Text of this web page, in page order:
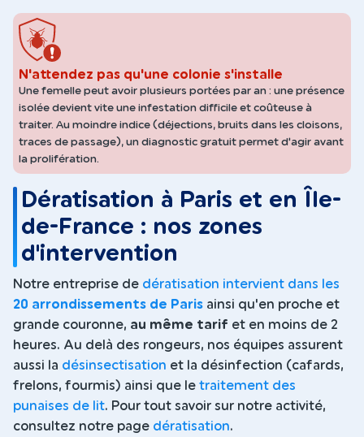
N'attendez pas qu'une colonie s'installe
Une femelle peut avoir plusieurs portées par an : une présence
isolée devient vite une infestation difficile et coûteuse à
traiter. Au moindre indice (déjections, bruits dans les cloisons,
traces de passage), un diagnostic gratuit permet d'agir avant
la prolifération.
Dératisation à Paris et en Île-
de-France : nos zones
d'intervention
Notre entreprise de dératisation intervient dans les
20 arrondissements de Paris ainsi qu'en proche et
grande couronne, au même tarif et en moins de 2
heures. Au delà des rongeurs, nos équipes assurent
aussi la désinsectisation et la désinfection (cafards,
frelons, fourmis) ainsi que le traitement des
punaises de lit. Pour tout savoir sur notre activité,
consultez notre page dératisation.